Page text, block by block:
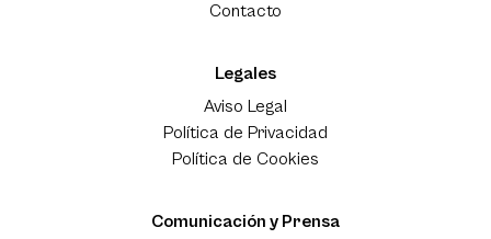
Contacto
Legales
Aviso Legal
Política de Privacidad
Política de Cookies
Comunicación y Prensa